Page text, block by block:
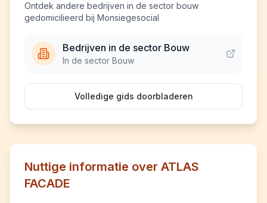
Ontdek andere bedrijven in de sector bouw
gedomicilieerd bij Monsiegesocial
Bedrijven in de sector Bouw
In de sector Bouw
Volledige gids doorbladeren
Nuttige informatie over ATLAS
FACADE